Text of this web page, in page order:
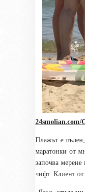
24smolian.com/
Плажът е
маратонки от
започва мерене
чифт. Клиент от